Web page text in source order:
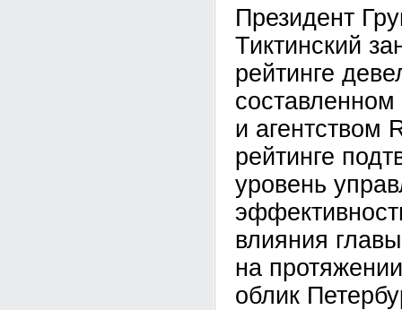
Президент
Тиктинский
рейтинге
и агентством
рейтинге
уровень
влияния
на
облик